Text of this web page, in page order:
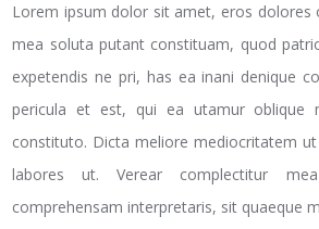
Lorem ipsum dolor sit amet, eros dolores
mea soluta putant constituam, quod
expetendis ne pri, has ea inani denique
pericula et est, qui ea utamur oblique
constituto. Dicta meliore mediocritatem
labores ut. Verear complectitur
comprehensam interpretaris, sit quaeque